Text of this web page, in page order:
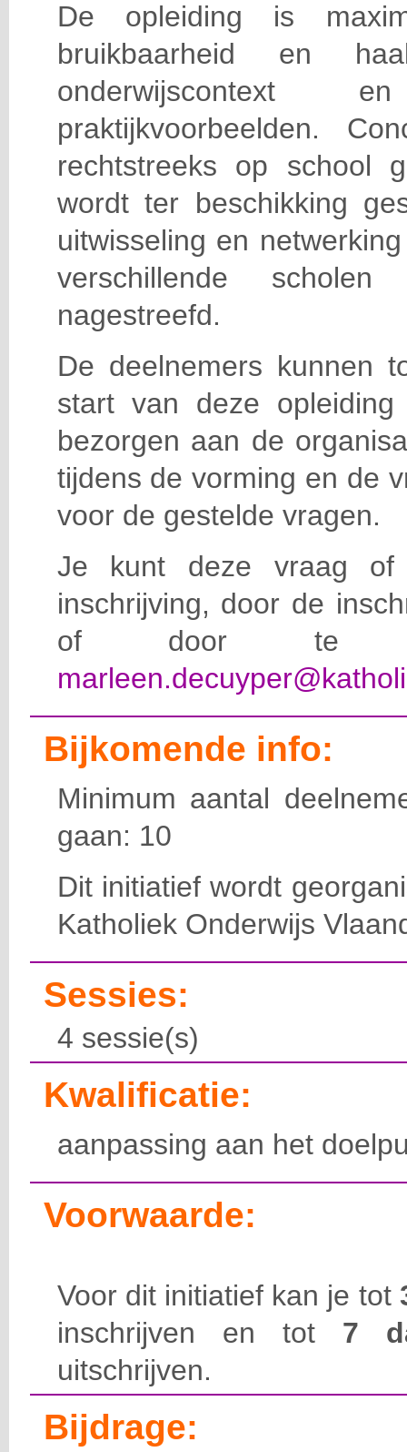
De opleiding is
bruikbaarheid en
praktijkvoorbeelden.
rechtstreeks op school
wordt ter beschikking
uitwisseling en
verschillende scholen
nagestreefd.
De deelnemers kunnen
start van deze
bezorgen aan de
tijdens de vorming en de
voor de gestelde vragen.
Je kunt deze vraag of
inschrijving, door de
of door te e-
Bijkomende info:
Minimum aantal
gaan: 10
Dit initiatief wordt
Katholiek Onderwijs
Sessies:
4 sessie(s)
Kwalificatie:
aanpassing aan het
Voorwaarde:
Voor dit initiatief kan je tot
inschrijven en tot 7
uitschrijven.
Bijdrage: